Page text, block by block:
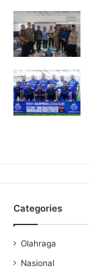
Categories
Olahraga
Nasional